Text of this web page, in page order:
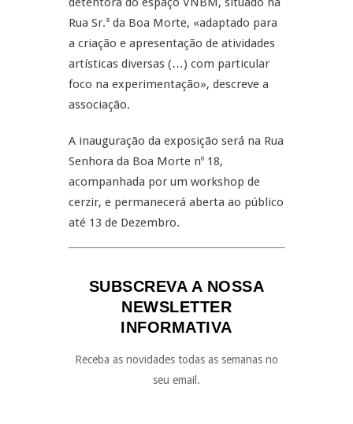
Rua Sr.ª da Boa Morte, «adaptado para
a criação e apresentação de atividades
artísticas diversas (…) com particular
foco na experimentação», descreve a
associação.
A inauguração da exposição será na Rua
Senhora da Boa Morte nº 18,
acompanhada por um workshop de
cerzir, e permanecerá aberta ao público
até 13 de Dezembro.
SUBSCREVA A NOSSA
NEWSLETTER
INFORMATIVA
Receba as novidades todas as semanas no
seu email.